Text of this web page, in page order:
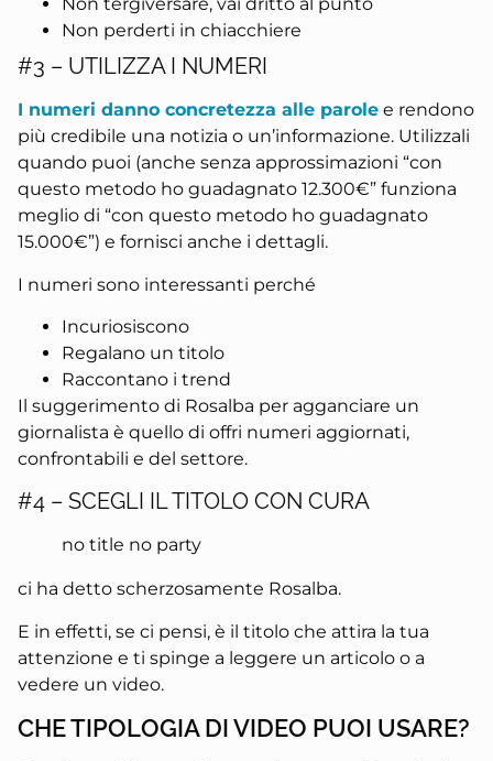
Non perderti in chiacchiere
#3 – UTILIZZA I NUMERI
I numeri danno concretezza alle parole e rendono
più credibile una notizia o un’informazione. Utilizzali
quando puoi (anche senza approssimazioni “con
questo metodo ho guadagnato 12.300€” funziona
meglio di “con questo metodo ho guadagnato
15.000€”) e fornisci anche i dettagli.
I numeri sono interessanti perché
Incuriosiscono
Regalano un titolo
Raccontano i trend
Il suggerimento di Rosalba per agganciare un
giornalista è quello di offri numeri aggiornati,
confrontabili e del settore.
#4 – SCEGLI IL TITOLO CON CURA
no title no party
ci ha detto scherzosamente Rosalba.
E in effetti, se ci pensi, è il titolo che attira la tua
attenzione e ti spinge a leggere un articolo o a
vedere un video.
CHE TIPOLOGIA DI VIDEO PUOI USARE?